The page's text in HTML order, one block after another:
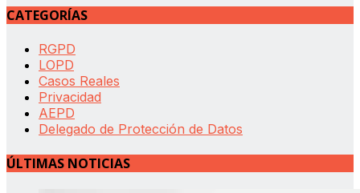
CATEGORÍAS
RGPD
LOPD
Casos Reales
Privacidad
AEPD
Delegado de Protección de Datos
ÚLTIMAS NOTICIAS